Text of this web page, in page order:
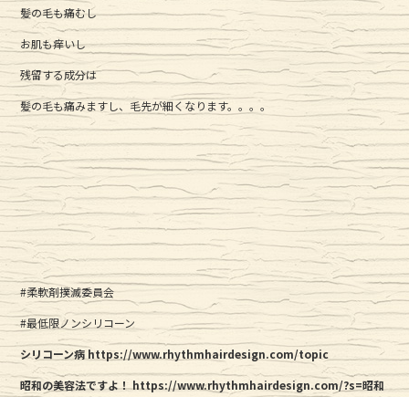
髪の毛も痛むし
お肌も痒いし
残留する成分は
髪の毛も痛みますし、毛先が細くなります。。。。
#柔軟剤撲滅委員会
#最低限ノンシリコーン
シリコーン病 https://www.rhythmhairdesign.com/topic
昭和の美容法ですよ！https://www.rhythmhairdesign.com/?s=昭和